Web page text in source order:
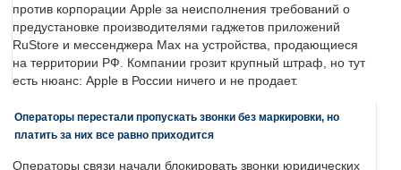
против корпорации Apple за неисполнения требований о
предустановке производителями гаджетов приложений
RuStore и мессенджера Max на устройства, продающиеся
на территории РФ. Компании грозит крупный штраф, но тут
есть нюанс: Apple в России ничего и не продает.
Операторы перестали пропускать звонки без маркировки, но
платить за них все равно приходится
Операторы связи начали блокировать звонки юридических